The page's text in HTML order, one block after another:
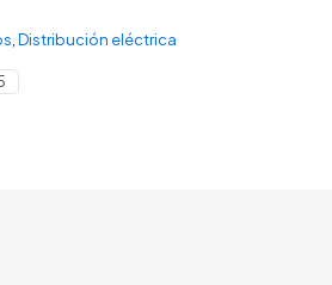
Distribución eléctrica